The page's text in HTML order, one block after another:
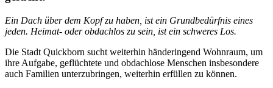
Ein Dach über dem Kopf zu haben, ist ein Grundbedürfnis eines
jeden. Heimat- oder obdachlos zu sein, ist ein schweres Los.
Die Stadt Quickborn sucht weiterhin händeringend Wohnraum, um
ihre Aufgabe, geflüchtete und obdachlose Menschen insbesondere
auch Familien unterzubringen, weiterhin erfüllen zu können.